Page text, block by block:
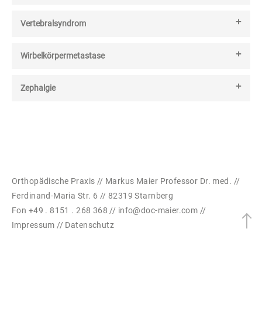
Vertebralsyndrom
Wirbelkörpermetastase
Zephalgie
Orthopädische Praxis // Markus Maier Professor Dr. med. //
Ferdinand-Maria Str. 6 // 82319 Starnberg
Fon +49 . 8151 . 268 368 // info@doc-maier.com //
Impressum // Datenschutz